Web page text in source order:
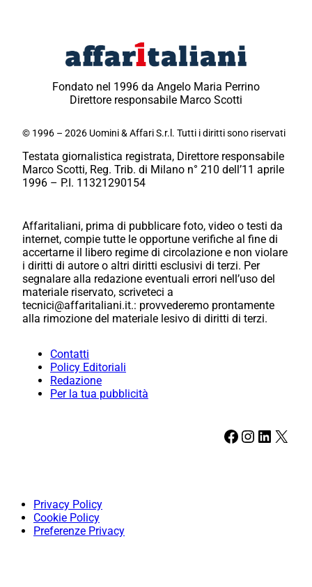
Fondato nel 1996 da Angelo Maria Perrino
Direttore responsabile Marco Scotti
© 1996 – 2026 Uomini & Affari S.r.l. Tutti i diritti sono riservati
Testata giornalistica registrata, Direttore responsabile
Marco Scotti, Reg. Trib. di Milano n° 210 dell’11 aprile
1996 – P.I. 11321290154
Affaritaliani, prima di pubblicare foto, video o testi da
internet, compie tutte le opportune verifiche al fine di
accertarne il libero regime di circolazione e non violare
i diritti di autore o altri diritti esclusivi di terzi. Per
segnalare alla redazione eventuali errori nell’uso del
materiale riservato, scriveteci a
tecnici@affaritaliani.it.: provvederemo prontamente
alla rimozione del materiale lesivo di diritti di terzi.
Contatti
Policy Editoriali
Redazione
Per la tua pubblicità
Facebook Instagram LinkedIn X
Privacy Policy
Cookie Policy
Preferenze Privacy